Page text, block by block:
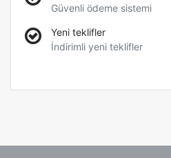
Güvenli ödeme sistemi
Yeni teklifler
İndirimli yeni teklifler